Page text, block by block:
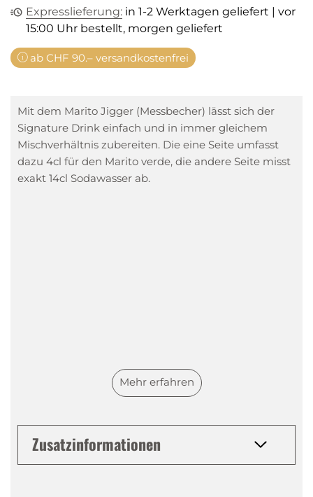
Expresslieferung: in 1-2 Werktagen geliefert | vor
15:00 Uhr bestellt, morgen geliefert
ab CHF 90.– versandkostenfrei
Mit dem Marito Jigger (Messbecher) lässt sich der
Signature Drink einfach und in immer gleichem
Mischverhältnis zubereiten. Die eine Seite umfasst
dazu 4cl für den Marito verde, die andere Seite misst
exakt 14cl Sodawasser ab.
Mehr erfahren
Zusatzinformationen